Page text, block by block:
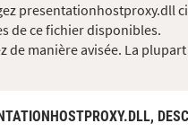
presentationhostproxy.dll
de ce fichier disponibles.
de manière avisée. La